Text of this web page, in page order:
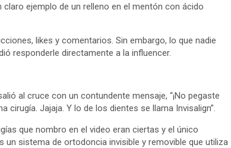
ejemplo de un relleno en el mentón con ácido
likes y comentarios. Sin embargo, lo que nadie
responderle directamente a la influencer.
al cruce con un contundente mensaje, “¡No pegaste
cirugía. Jajaja. Y lo de los dientes se llama Invisalign”.
que nombro en el video eran ciertas y el único
sistema de ortodoncia invisible y removible que utiliza